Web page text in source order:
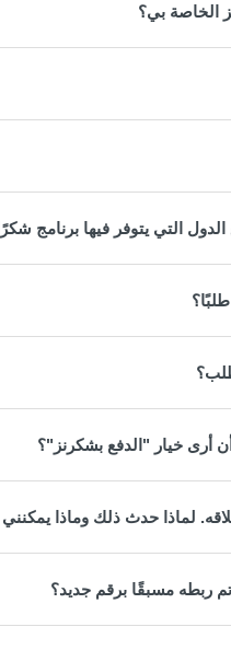
الخاصة بي؟
التي يتوفر فيها برنامج
أرى خيار "الدفع بشكرنز"؟
لماذا حدث ذلك وماذا
ربطه مسبقًا برقم جديد؟